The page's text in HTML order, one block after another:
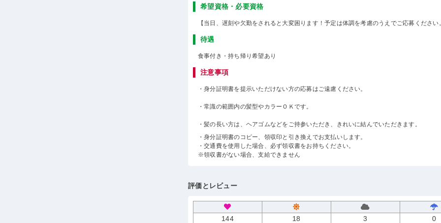
希望資格・必要資格
【当日、遅刻や欠勤をされると大変困ります！予定は体調を考慮のうえでご応募ください
待遇
食事付き・持ち帰り希望あり
注意事項
・身分証明書を提示いただけない方の応募はご遠慮ください。
・常識の範囲内の髪型やカラーＯＫです。
・髪の長い方は、ヘアゴムなどをご持参いただき、きれいに結んでいただきます。
・身分証明書のコピー、領収印と引き換えでお支払いします。
・交通費を使用した場合、必ず領収書をお持ちください。
※領収書がない場合、支給できません
評価とレビュー
144 18 3 0